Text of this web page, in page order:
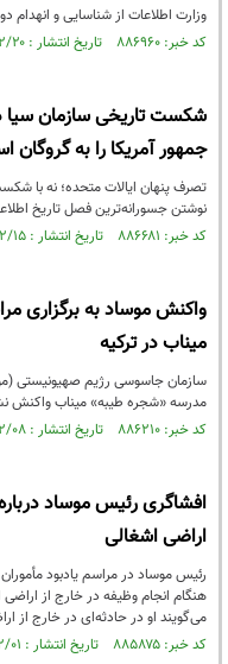
وزارت اطلاعات از شناسایی و
کد خبر: ۸۸۶۹۶۰ تاریخ انتشار : ۱۴۰۵/۰۲/۲۰
شکست تاریخی سازمان سیا
جمهور آمریکا را به گروگان
تصرف پنهان ایالات متحده؛ نه با
نوشتن جسورانه‌ترین فصل تاریخ
کد خبر: ۸۸۶۶۸۱ تاریخ انتشار : ۱۴۰۵/۰۲/۱۵
واکنش موساد به برگزاری
میناب در ترکیه
سازمان جاسوسی رژیم صهیونیستی
مدرسه «شجره طیبه» میناب واکنش
کد خبر: ۸۸۶۲۱۰ تاریخ انتشار : ۱۴۰۵/۰۲/۰۸
افشاگری رئیس موساد
اراضی اشغالی
رئیس موساد در مراسم یادبود
هنگام انجام وظیفه در خارج از
می‌گویند او در حادثه‌ای در خارج از
کد خبر: ۸۸۵۸۷۵ تاریخ انتشار : ۱۴۰۵/۰۲/۰۱